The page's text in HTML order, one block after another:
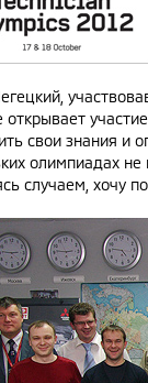
открывает
свои знания и
олимпиадах
случаем, хочу